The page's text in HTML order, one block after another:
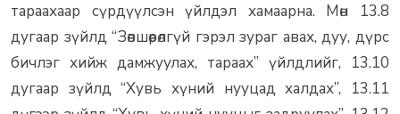
тараахаар сүрдүүлсэн үйлдэл хамаарна. Мөн 13.8
дугаар зүйлд “Зөвшөөрөлгүй гэрэл зураг авах, дуу, дүрс
бичлэг хийж дамжуулах, тараах” үйлдлийг, 13.10
дугаар зүйлд “Хувь хүний нууцад халдах”, 13.11